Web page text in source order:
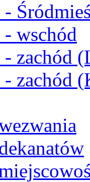
-
- wschód
- zachód
- zachód